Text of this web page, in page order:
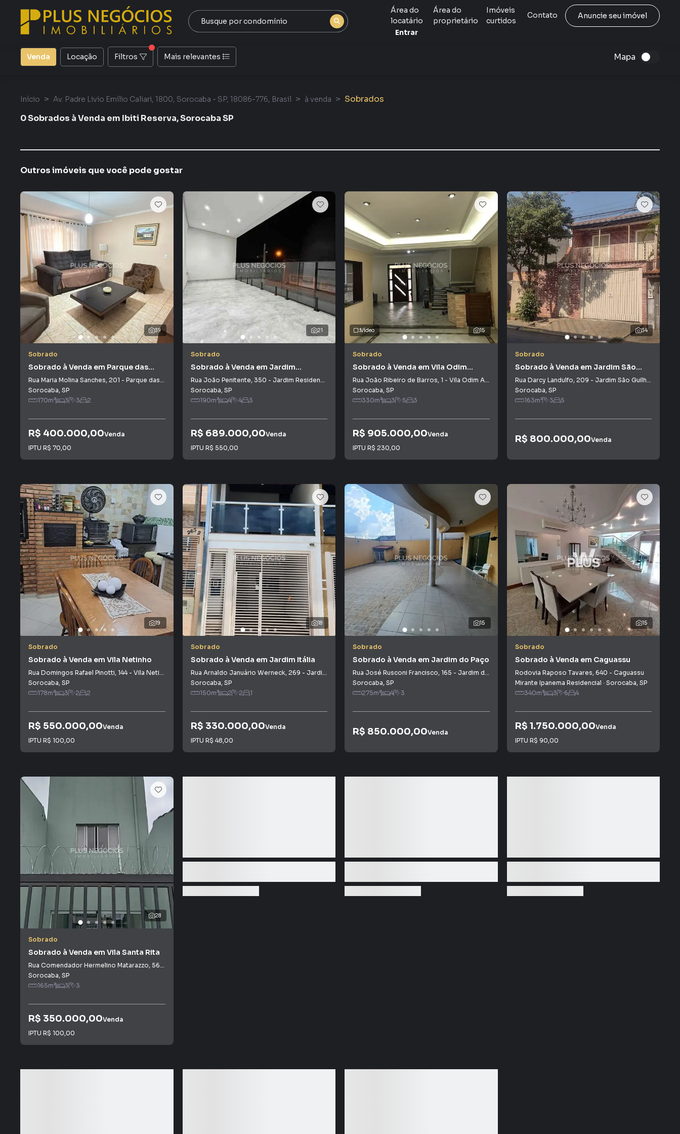
Área do
locatário
Área do
proprietário
Imóveis
curtidos
Contato
Anuncie seu imóvel
Entrar
Venda Locação Filtros Mais relevantes Mapa
Início Av. Padre Livio Emílio Caliari, 1800, Sorocaba - SP, 18086-776, Brasil à venda
Sobrados
0 Sobrados à Venda em Ibiti Reserva, Sorocaba SP
Outros imóveis que você pode gostar
39
Sobrado
Sobrado à Venda em Parque das
Laranjeiras
Rua Maria Molina Sanches, 201 - Parque das Laranjeiras
Sorocaba, SP
170m² 3 3 2
R$ 400.000,00Venda
IPTU R$ 70,00
21
Sobrado
Sobrado à Venda em Jardim
Residencial Vivenda do Itavuvu
Rua João Penitente, 350 - Jardim Residencial Vivenda do Itavuvu
Sorocaba, SP
190m² 4 4 3
R$ 689.000,00Venda
IPTU R$ 550,00
15
Vídeo
Sobrado
Sobrado à Venda em Vila Odim
Antão
Rua João Ribeiro de Barros, 1 - Vila Odim Antão
Sorocaba, SP
330m² 3 5 3
R$ 905.000,00Venda
IPTU R$ 230,00
34
Sobrado
Sobrado à Venda em Jardim São
Guilherme
Rua Darcy Landulfo, 209 - Jardim São Guilherme
Sorocaba, SP
163m² 3 5
R$ 800.000,00Venda
19
Sobrado
Sobrado à Venda em Vila Netinho
Rua Domingos Rafael Pinotti, 144- Vila Netinho
Sorocaba, SP
178m² 3 2 2
R$ 550.000,00Venda
IPTU R$ 100,00
18
Sobrado
Sobrado à Venda em Jardim Itália
Rua Arnaldo Januário Werneck, 269 - Jardim Itália
Sorocaba, SP
150m² 2 2 1
R$ 330.000,00Venda
IPTU R$ 48,00
15
Sobrado
Sobrado à Venda em Jardim do Paço
Rua José Rusconi Francisco, 165 - Jardim do Paço
Sorocaba, SP
275m² 4 3
R$ 850.000,00Venda
15
Sobrado
Sobrado à Venda em Caguassu
Rodovia Raposo Tavares, 640 - Caguassu
Mirante Ipanema Residencial · Sorocaba, SP
340m² 3 6 4
R$ 1.750.000,00Venda
IPTU R$ 90,00
28
Sobrado
Sobrado à Venda em Vila Santa Rita
Rua Comendador Hermelino Matarazzo, 566
Sorocaba, SP
165m² 3 3
R$ 350.000,00Venda
IPTU R$ 100,00